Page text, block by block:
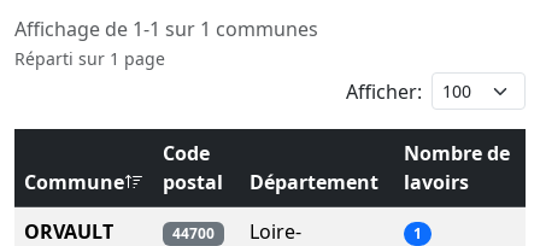
Affichage de 1-1 sur 1 communes
Réparti sur 1 page
Afficher:
Commune
Code
postal
Département
Nombre de
lavoirs
ORVAULT
44700
Loire-
1